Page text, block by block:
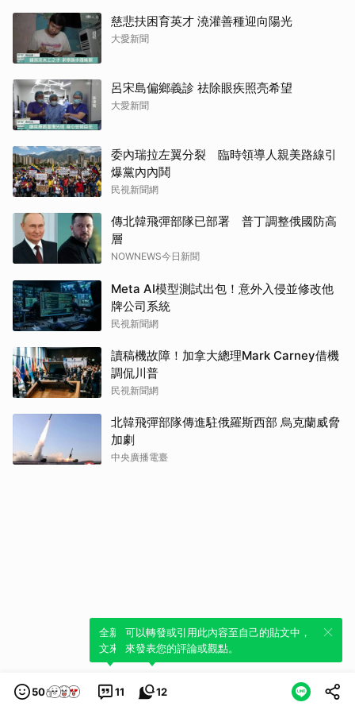
慈悲扶困育英才 澆灌善種迎向陽光
大愛新聞
呂宋島偏鄉義診 祛除眼疾照亮希望
大愛新聞
委內瑞拉左翼分裂 臨時領導人親美路線引
爆黨內內鬨
民視新聞網
傳北韓飛彈部隊已部署 普丁調整俄國防高
層
NOWNEWS今日新聞
Meta AI模型測試出包！意外入侵並修改他
牌公司系統
民視新聞網
讀稿機故障！加拿大總理Mark Carney借機
調侃川普
民視新聞網
北韓飛彈部隊傳進駐俄羅斯西部 烏克蘭威脅
加劇
中央廣播電臺
50 11
全新體驗！一鍵引用此內容，透過發布貼
文來輕鬆表達個人立場。
12
可以轉發或引用此內容至自己的貼文中，
來發表您的評論或觀點。